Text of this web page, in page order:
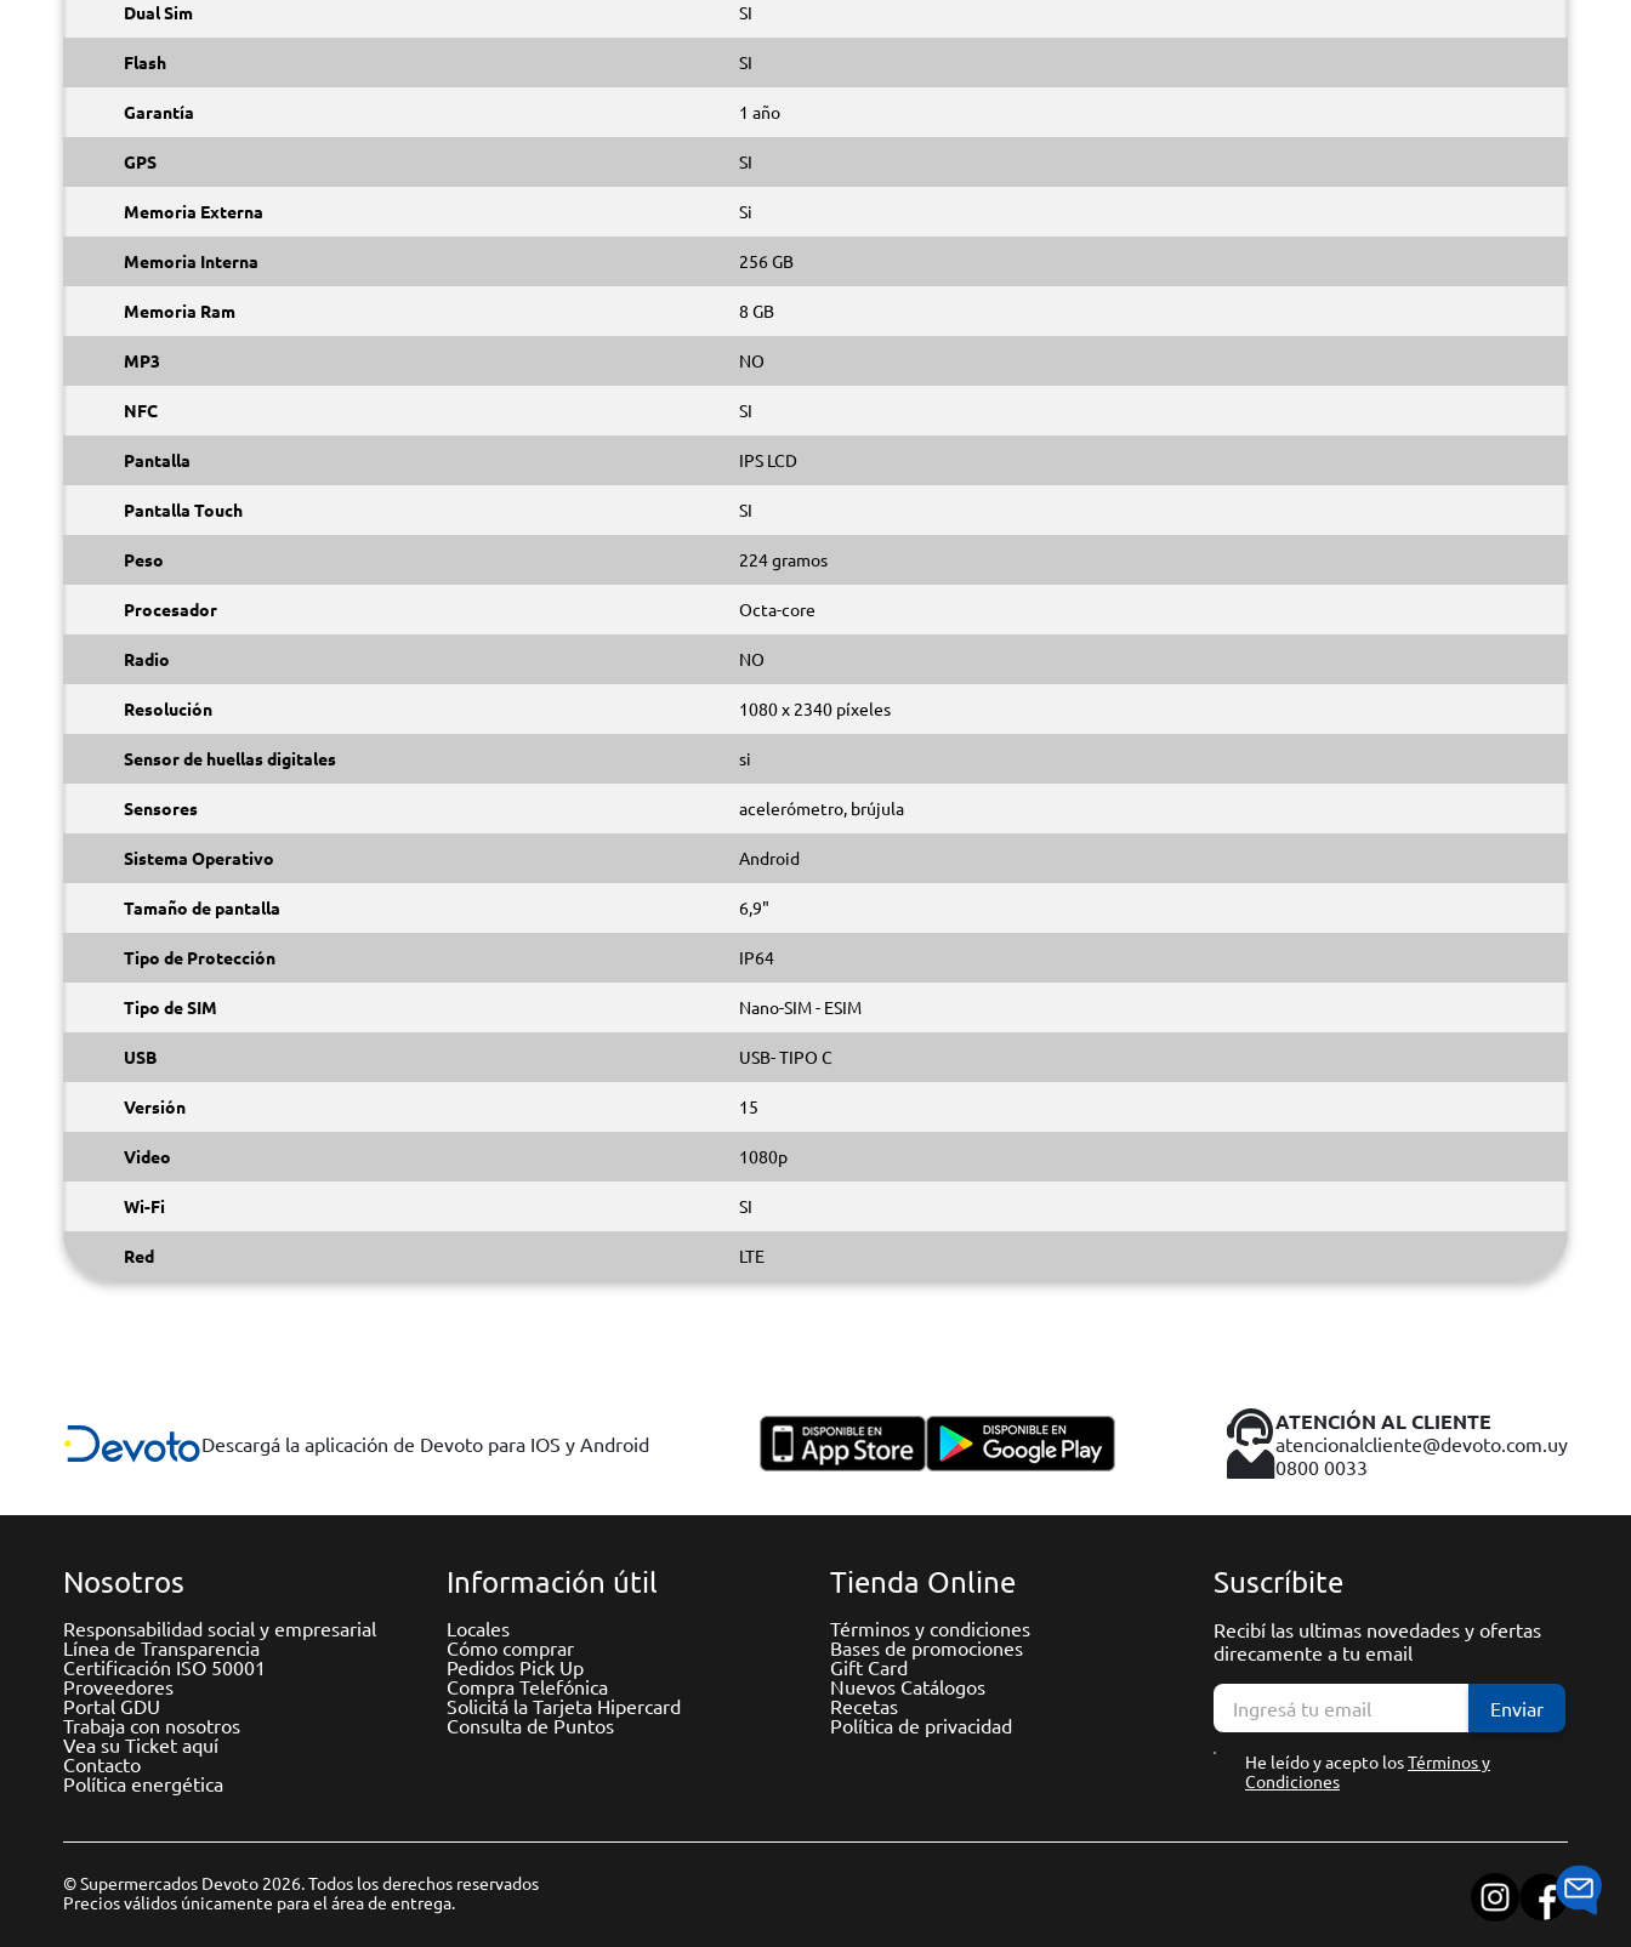
Dual Sim SI
Flash SI
Garantía 1 año
GPS SI
Memoria Externa Si
Memoria Interna 256 GB
Memoria Ram 8 GB
MP3 NO
NFC SI
Pantalla IPS LCD
Pantalla Touch SI
Peso 224 gramos
Procesador Octa-core
Radio NO
Resolución 1080 x 2340 píxeles
Sensor de huellas digitales si
Sensores acelerómetro, brújula
Sistema Operativo Android
Tamaño de pantalla 6,9"
Tipo de Protección IP64
Tipo de SIM Nano-SIM - ESIM
USB USB- TIPO C
Versión 15
Video 1080p
Wi-Fi SI
Red LTE
Descargá la aplicación de Devoto para IOS y Android
ATENCIÓN AL CLIENTE
atencionalcliente@devoto.com.uy
0800 0033
Nosotros
Responsabilidad social y empresarial
Línea de Transparencia
Certificación ISO 50001
Proveedores
Portal GDU
Trabaja con nosotros
Vea su Ticket aquí
Contacto
Política energética
Información útil
Locales
Cómo comprar
Pedidos Pick Up
Compra Telefónica
Solicitá la Tarjeta Hipercard
Consulta de Puntos
Tienda Online
Términos y condiciones
Bases de promociones
Gift Card
Nuevos Catálogos
Recetas
Política de privacidad
Suscríbite
Recibí las ultimas novedades y ofertas
direcamente a tu email
Enviar
He leído y acepto losTérminos y
Condiciones
© Supermercados Devoto 2026. Todos los derechos reservados
Precios válidos únicamente para el área de entrega.